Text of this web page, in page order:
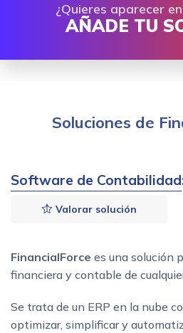
¿Quieres aparecer
AÑADE TU
Soluciones de
Software de Contabilidad
Valorar solución
FinancialForce es una solución
financiera y contable de
Se trata de un ERP en la nube
optimizar, simplificar y